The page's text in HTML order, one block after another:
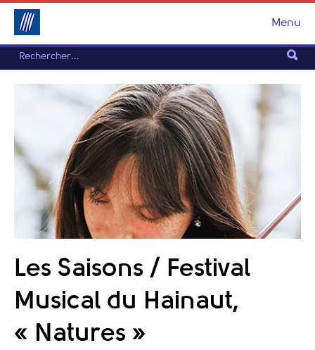
Menu
Les Saisons / Festival
Musical du Hainaut,
« Natures »